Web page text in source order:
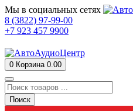
Мы в социальных сетях
8 (3822) 97-99-00
+7 923 457 9900
0 Корзина 0.00
Поиск